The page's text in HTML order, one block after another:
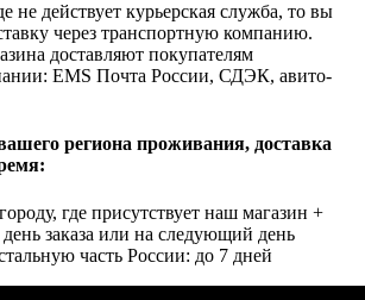
не действует курьерская служба, то вы
через транспортную компанию.
доставляют покупателям
EMS Почта России, СДЭК, авито-
региона проживания, доставка
где присутствует наш магазин +
заказа или на следующий день
часть России: до 7 дней